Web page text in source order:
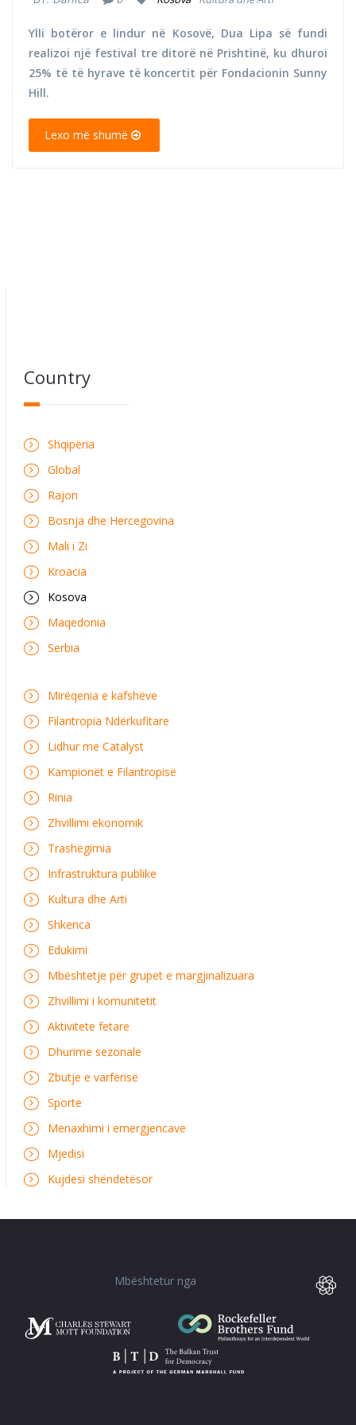
Ylli botëror e lindur në Kosovë, Dua Lipa së fundi
realizoi një festival tre ditorë në Prishtinë, ku dhuroi
25% të të hyrave të koncertit për Fondacionin Sunny
Hill.
Lexo më shumë
Country
Shqipëria
Global
Rajon
Bosnja dhe Hercegovina
Mali i Zi
Kroacia
Kosova
Maqedonia
Serbia
Mirëqenia e kafshëve
Filantropia Ndërkufitare
Lidhur me Catalyst
Kampionët e Filantropisë
Rinia
Zhvillimi ekonomik
Trashëgimia
Infrastruktura publike
Kultura dhe Arti
Shkenca
Edukimi
Mbështetje për grupet e margjinalizuara
Zhvillimi i komunitetit
Aktivitete fetare
Dhurime sezonale
Zbutje e varfërisë
Sporte
Menaxhimi i emergjencave
Mjedisi
Kujdesi shëndetësor
Mbështetur nga